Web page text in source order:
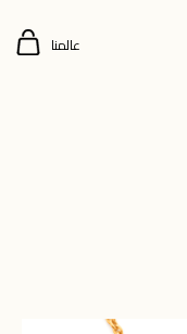
عالمنا